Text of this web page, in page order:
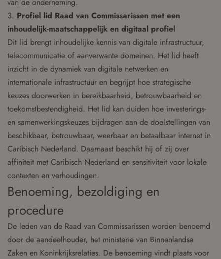
3. Profiel lid Raad van Commissarissen met een
inhoudelijk-maatschappelijk en digitaal profiel
Dit lid brengt inhoudelijke kennis van digitale infrastructuur,
telecommunicatie of aanverwante domeinen. Het lid heeft
inzicht in de dynamiek van digitale netwerken en
internationale infrastructuur en begrijpt hoe strategische
keuzes doorwerken in bereikbaarheid, betrouwbaarheid en
toekomstbestendigheid. Het lid kan duiden hoe investerings-
en samenwerkingskeuzes bijdragen aan de doelstellingen van
beschikbaar, betrouwbaar, weerbaar en betaalbaar internet in
Caribisch Nederland. Daarnaast beschikt hij of zij over
affiniteit met Caribisch Nederland en sensitiviteit voor lokale
contexten en verhoudingen.
Benoeming, bezoldiging en
procedure
De leden van de Raad van Commissarissen worden benoemd
door de aandeelhouder, het ministerie van Binnenlandse
Zaken en Koninkrijksrelaties. De benoeming vindt plaats voor